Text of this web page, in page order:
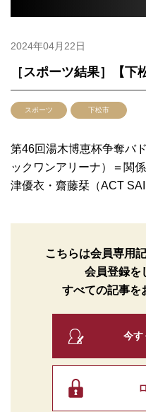
2024年04月22日
［スポーツ結果］【下
スポーツ 下松市
第46回湯木博恵杯争奪バ
ックワンアリーナ）＝関
津優衣・齋藤栞（ACT
こちらは会員専用
会員登録を
すべての記事を
今す